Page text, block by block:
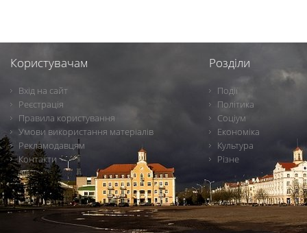
Користувачам
Вхід на сайт
Реєстрація
Правила користування
Умови використання матеріалів
Рекламодавцям
Контакти
Розділи
Події
Політика
Соціум
Економіка
Культура
Різне